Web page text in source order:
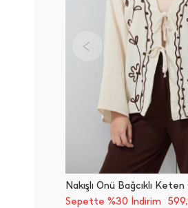
Sepette %30 İndirim